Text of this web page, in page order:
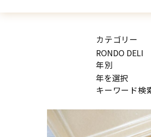
カテゴリー
年別
キーワード検